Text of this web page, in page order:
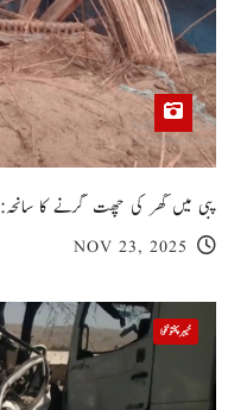
پبی میں گھر کی چھت گرنے کا سانحہ: 5 افراد جان کی بازی ہار گئے، 3 زخمی
NOV 23, 2025
خیبر پختونخوا